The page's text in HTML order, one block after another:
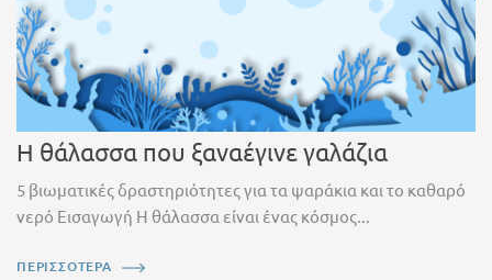
Η θάλασσα που ξαναέγινε γαλάζια
5 βιωματικές δραστηριότητες για τα ψαράκια και το καθαρό
νερό Εισαγωγή Η θάλασσα είναι ένας κόσμος...
ΠΕΡΙΣΣΟΤΕΡΑ